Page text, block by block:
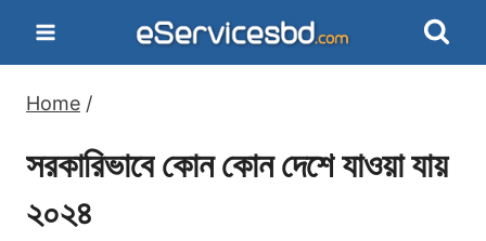
Skip
to
content
Home /
সরকারিভাবে কোন কোন দেশে যাওয়া যায়
২০২৪